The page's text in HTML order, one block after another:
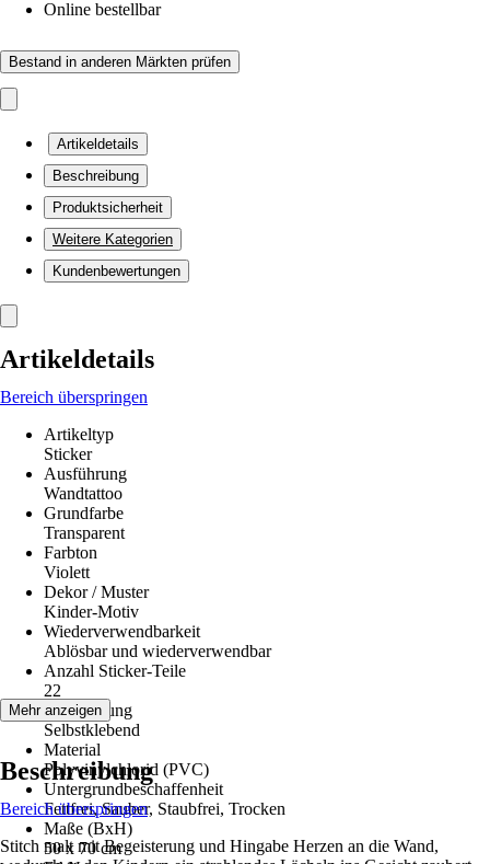
Online bestellbar
Bestand in anderen Märkten prüfen
Artikeldetails
Beschreibung
Produktsicherheit
Weitere Kategorien
Kundenbewertungen
Artikeldetails
Bereich überspringen
Artikeltyp
Sticker
Ausführung
Wandtattoo
Grundfarbe
Transparent
Farbton
Violett
Dekor / Muster
Kinder-Motiv
Wiederverwendbarkeit
Ablösbar und wiederverwendbar
Anzahl Sticker-Teile
22
Verarbeitung
Selbstklebend
Material
Polyvinylchlorid (PVC)
Untergrundbeschaffenheit
Fettfrei, Sauber, Staubfrei, Trocken
Maße (BxH)
50 x 70 cm
Mehr anzeigen
Beschreibung
Bereich überspringen
Stitch malt mit Begeisterung und Hingabe Herzen an die Wand,